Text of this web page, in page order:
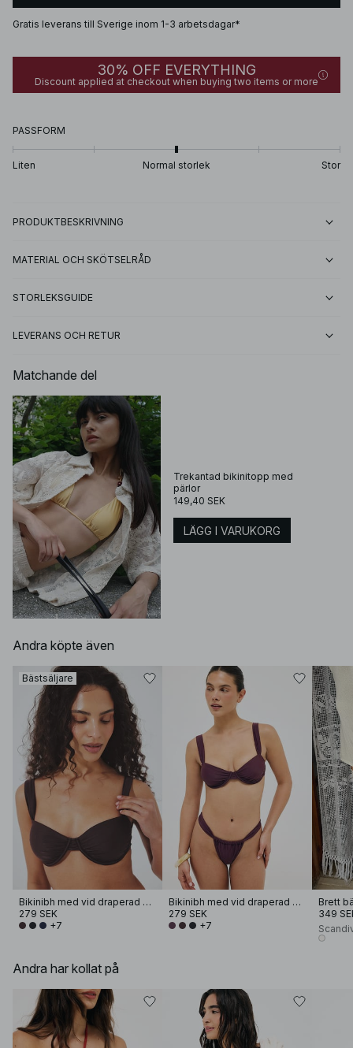
Gratis leverans till Sverige inom 1-3 arbetsdagar*
30% OFF EVERYTHING
Discount applied at checkout when buying two items or more
PASSFORM
Liten Normal storlek Stor
PRODUKTBESKRIVNING
MATERIAL OCH SKÖTSELRÅD
STORLEKSGUIDE
LEVERANS OCH RETUR
Matchande del
Trekantad bikinitopp med
pärlor
149,40 SEK
LÄGG I VARUKORG
Andra köpte även
Bästsäljare
Bikinibh med vid draperad bygel
279 SEK
+7
Bikinibh med vid draperad bygel
279 SEK
+7
Brett
349
Andra har kollat på